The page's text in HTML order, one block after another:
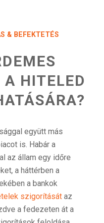
& BEFEKTETÉS
A HITELED
együtt más
is. Habár a
az állam egy időre
a háttérben a
a bankok
szigorításátaz
a fedezeten át a